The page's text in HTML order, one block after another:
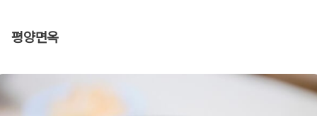
평양면옥